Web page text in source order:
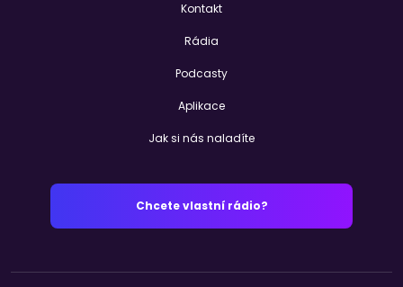
Kontakt
Rádia
Podcasty
Aplikace
Jak si nás naladíte
Chcete vlastní rádio?